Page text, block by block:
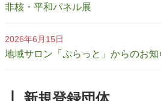
非核・平和パネル展
2026年6月15日
地域サロン「ぷらっと」からのお知